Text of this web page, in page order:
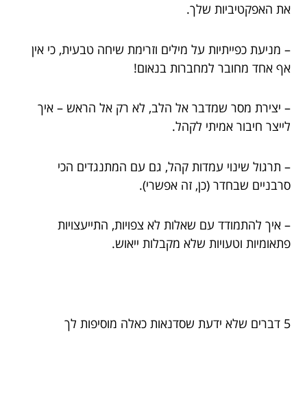
את האפקטיביות שלך.
– מניעת כפייתיות על מילים וזרימת שיחה טבעית, כי אין
אף אחד מחובר למחברות בנאום!
– יצירת מסר שמדבר אל הלב, לא רק אל הראש – איך
לייצר חיבור אמיתי לקהל.
– תרגול שינוי עמדות קהל, גם עם המתנגדים הכי
סרבניים שבחדר (כן, זה אפשרי).
– איך להתמודד עם שאלות לא צפויות, התייעצויות
פתאומיות וטעויות שלא מקבלות ייאוש.
5 דברים שלא ידעת שסדנאות כאלה מוסיפות לך